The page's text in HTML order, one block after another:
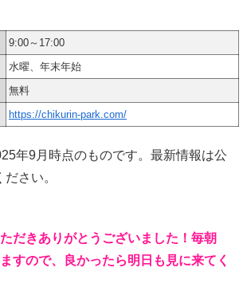
9:00～17:00
水曜、年末年始
無料
https://chikurin-park.com/
年9月時点のものです。最新情報は公
さい。
だきありがとうございました！毎朝
すので、良かったら明日も見に来てく